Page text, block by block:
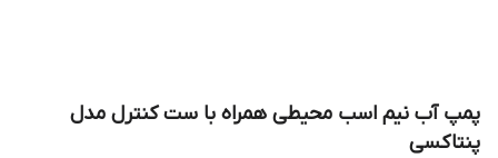
پمپ آب نیم اسب محیطی همراه با ست کنترل مدل
پنتاکسی